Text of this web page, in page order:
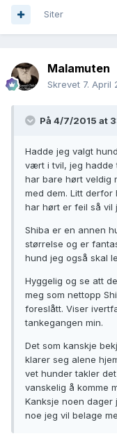
Siter
Malamuten
Skrevet 7. April
På 4/7/2015 at
Hadde jeg valgt
vært i tvil, jeg hadde
har bare hørt veldig
med dem. Litt derfor
har hørt er feil så vil
Shiba er en annen
størrelse og er
hund jeg også skal
Hyggelig og se att
meg som nettopp
foreslått. Viser
tankegangen min.
Det som kanskje
klarer seg alene
vet hunder takler
vanskelig å komme
Kanksje noen dager
noe jeg vil belage